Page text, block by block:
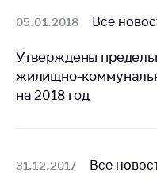
совет
Соискателям
Награждения
Общественная
05.01.2018 Все
Утверждены
жилищно-
на 2018 год
31.12.2017 Все